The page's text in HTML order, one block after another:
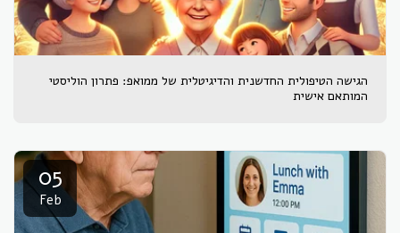
הגישה הטיפולית החדשנית והדיגיטלית של ממואפ: פתרון הוליסטי
המותאם אישית
05
Feb